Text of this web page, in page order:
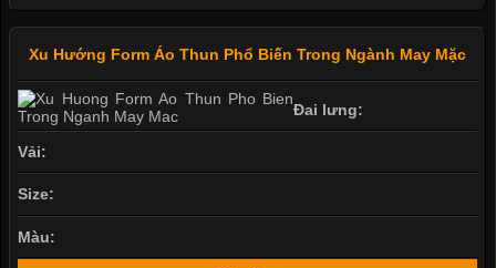
Xu Hướng Form Áo Thun Phổ Biến Trong Ngành May Mặc
Đai lưng:
Vải:
Size:
Màu: